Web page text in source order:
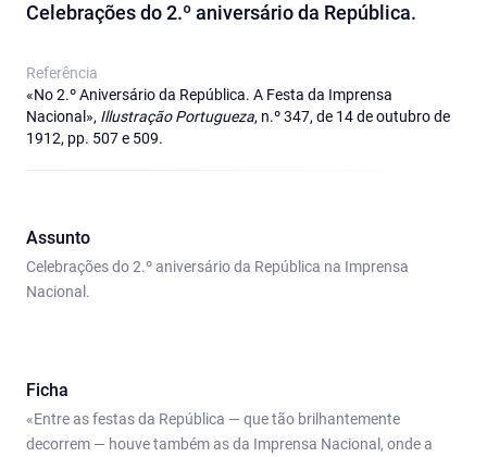
Celebrações do 2.º aniversário da República.
Referência
«No 2.º Aniversário da República. A Festa da Imprensa
Nacional», Illustração Portugueza, n.º 347, de 14 de outubro de
1912, pp. 507 e 509.
Assunto
Celebrações do 2.º aniversário da República na Imprensa
Nacional.
Ficha
«Entre as festas da República — que tão brilhantemente
decorrem — houve também as da Imprensa Nacional, onde a